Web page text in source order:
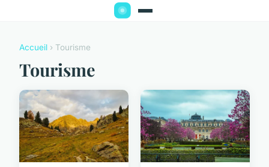
Accueil › Tourisme
Tourisme